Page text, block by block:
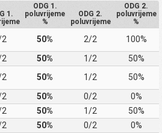
1.
ODG 1.
poluvrijeme
%
ODG 2.
poluvrijeme
ODG 2.
poluvrijeme
%
50% 2/2 100%
50% 1/2 50%
50% 1/2 50%
50% 0/2 0%
50% 1/2 50%
50% 0/2 0%